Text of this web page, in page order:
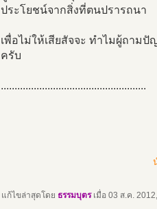
ประโยชน์จากสิ่งที่ตนปรารถนา
เพื่อไม่ให้เสียสัจจะ ทำไมผู้ถาม
ครับ
.....................................................
แก้ไขล่าสุดโดย ธรรมบุตรเมื่อ 03 ส.ค.